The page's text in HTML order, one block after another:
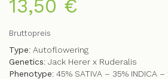
13,50 €
Bruttopreis
Type: Autoflowering
Genetics: Jack Herer x Ruderalis
Phenotype: 45% SATIVA – 35% INDICA –